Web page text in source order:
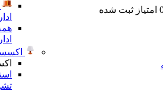
امتیاز ثبت شده